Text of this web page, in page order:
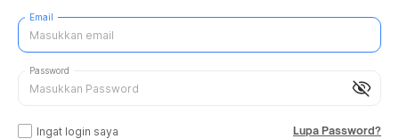
Email
visibility_off
Password
Ingat login saya Lupa Password?